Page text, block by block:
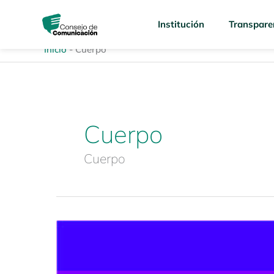
Institución
Inicio - Cuerpo
Cuerpo
Cuerpo
«Medios